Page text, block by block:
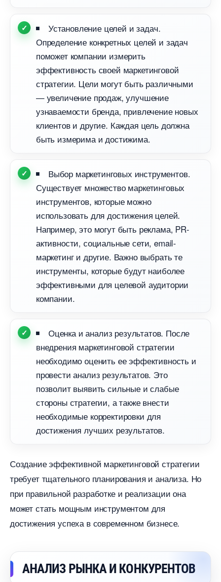
Установление целей и задач.
Определение конкретных целей и задач
поможет компании измерить
эффективность своей маркетинговой
стратегии. Цели могут быть различными
— увеличение продаж, улучшение
узнаваемости бренда, привлечение новых
клиентов и другие. Каждая цель должна
ыть измерима и достижима.
ыбор маркетинговых инструментов.
Существует множество маркетинговых
инструментов, которые можно
использовать для достижения целей.
Например, это могут быть реклама, PR-
активности, социальные сети, email-
маркетинг и другие. Важно выбрать те
инструменты, которые будут наиболее
эффективными для целевой аудитории
компании.
Оценка и анализ результатов. После
недрения маркетинговой стратегии
необходимо оценить ее эффективность и
провести анализ результатов. Это
позволит выявить сильные и слабые
стороны стратегии, а также внести
необходимые корректировки для
достижения лучших результатов.
Создание эффективной маркетинговой стратегии
требует тщательного планирования и анализа. Но
при правильной разработке и реализации она
может стать мощным инструментом для
достижения успеха в современном бизнесе.
АНАЛИЗ РЫНКА И КОНКУРЕНТО